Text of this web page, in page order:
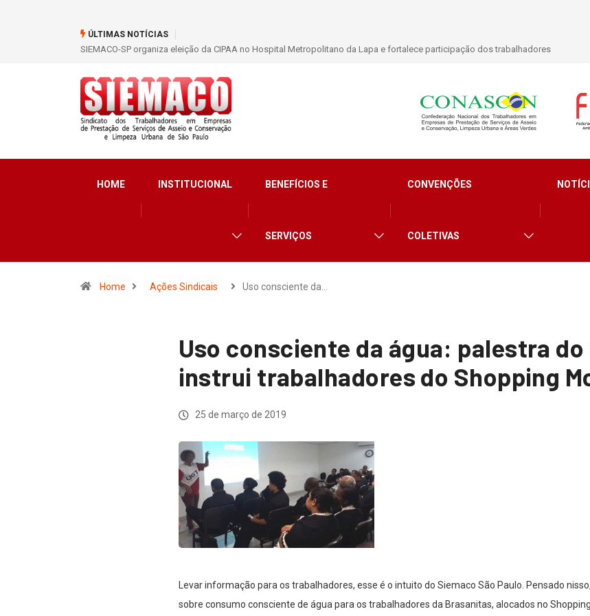
ÚLTIMAS NOTÍCIAS
SIEMACO-SP organiza eleição da CIPAA no Hospital Metropolitano da Lapa e fortalece participação dos trabalhadores
HOME INSTITUCIONAL BENEFÍCIOS E
SERVIÇOS
CONVENÇÕES
COLETIVAS
Home Ações Sindicais Uso consciente da…
Uso consciente da água: palestra do
instrui trabalhadores do Shopping
25 de março de 2019
Levar informação para os trabalhadores, esse é o intuito do Siemaco São Paulo. Pensado
sobre consumo consciente de água para os trabalhadores da Brasanitas, alocados no